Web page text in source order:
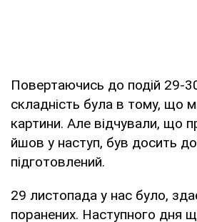
Повертаючись до подій 29-
складність була в тому, що
картини. Але відчували, що
йшов у наступ, був досить
підготовлений.
29 листопада у нас було,
поранених. Наступного дня